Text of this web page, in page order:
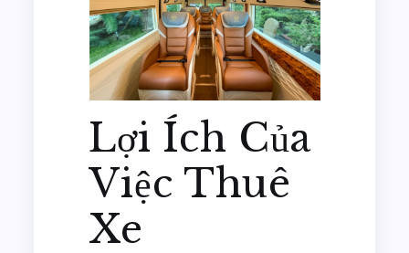
Lợi Ích Của
Việc Thuê
Xe